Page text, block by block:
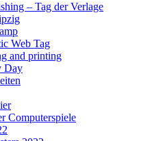
– Tag der Verlage
Web Tag
and printing
Day
Computerspiele